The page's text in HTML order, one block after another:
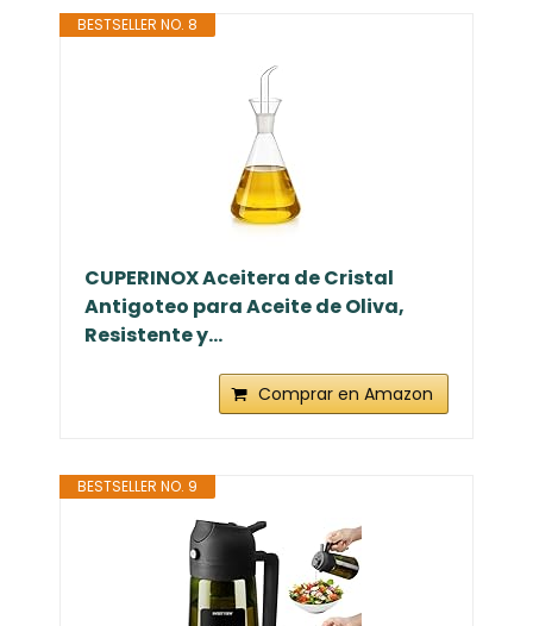
BESTSELLER NO. 8
CUPERINOX Aceitera de Cristal
Antigoteo para Aceite de Oliva,
Resistente y...
Comprar en Amazon
BESTSELLER NO. 9